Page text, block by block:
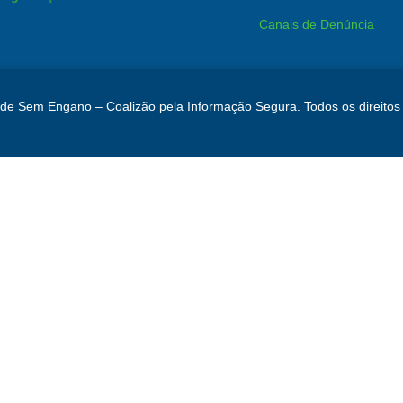
Canais de Denúncia
Sem Engano – Coalizão pela Informação Segura. Todos os direitos